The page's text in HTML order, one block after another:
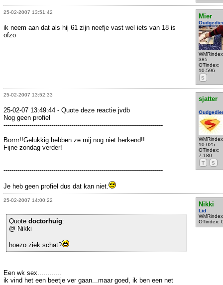
25-02-2007 13:51:42
Mier
385
OTindex:
10.596
S
ik neem aan dat als hij 61 zijn neefje vast wel iets van 18 is
ofzo
25-02-2007 13:52:33
sjatter
10.025
OTindex:
7.180
T
S
25-02-07 13:49:44 - Quote deze reactie jvdb
Nog geen profiel
--------------------------------------------------------------------------------
Borrrr!!Gelukkig hebben ze mij nog niet herkend!!
Fijne zondag verder!
--------------------------------------------------------------------------------
Je heb geen profiel dus dat kan niet.
25-02-2007 14:00:22
Nikki
Lid
OTindex:
Quote doctorhuig:
@ Nikki
hoezo ziek schat?
Een wk sex............
ik vind het een beetje ver gaan...maar goed, ik ben een net